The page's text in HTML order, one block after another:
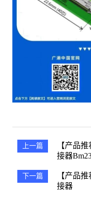
上一篇
【产品
接器
下一篇
【产品
接器